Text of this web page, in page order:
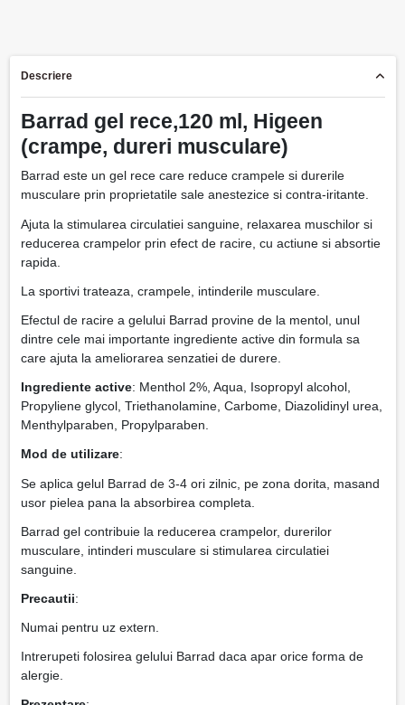
Descriere
Barrad gel rece,120 ml, Higeen
(crampe, dureri musculare)
Barrad este un gel rece care reduce crampele si durerile
musculare prin proprietatile sale anestezice si contra-iritante.
Ajuta la stimularea circulatiei sanguine, relaxarea muschilor si
reducerea crampelor prin efect de racire, cu actiune si absortie
rapida.
La sportivi trateaza, crampele, intinderile musculare.
Efectul de racire a gelului Barrad provine de la mentol, unul
dintre cele mai importante ingrediente active din formula sa
care ajuta la ameliorarea senzatiei de durere.
Ingrediente active: Menthol 2%, Aqua, Isopropyl alcohol,
Propyliene glycol, Triethanolamine, Carbome, Diazolidinyl urea,
Menthylparaben, Propylparaben.
Mod de utilizare:
Se aplica gelul Barrad de 3-4 ori zilnic, pe zona dorita, masand
usor pielea pana la absorbirea completa.
Barrad gel contribuie la reducerea crampelor, durerilor
musculare, intinderi musculare si stimularea circulatiei
sanguine.
Precautii:
Numai pentru uz extern.
Intrerupeti folosirea gelului Barrad daca apar orice forma de
alergie.